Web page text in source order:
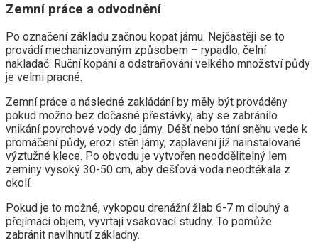
Zemní práce a odvodnění
Po označení základu začnou kopat jámu. Nejčastěji se to
provádí mechanizovaným způsobem – rypadlo, čelní
nakladač. Ruční kopání a odstraňování velkého množství půdy
je velmi pracné.
Zemní práce a následné zakládání by měly být prováděny
pokud možno bez dočasné přestávky, aby se zabránilo
vnikání povrchové vody do jámy. Déšť nebo tání sněhu vede k
promáčení půdy, erozi stěn jámy, zaplavení již nainstalované
výztužné klece. Po obvodu je vytvořen neoddělitelný lem
zeminy vysoký 30-50 cm, aby dešťová voda neodtékala z
okolí.
Pokud je to možné, vykopou drenážní žlab 6-7 m dlouhý a
přejímací objem, vyvrtají vsakovací studny. To pomůže
zabránit navlhnutí základny.